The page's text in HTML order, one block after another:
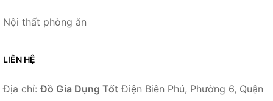
Nội thất phòng ăn
LIÊN HỆ
Địa chỉ:Đồ Gia Dụng Tốt Điện Biên Phủ, Phường 6, Quận